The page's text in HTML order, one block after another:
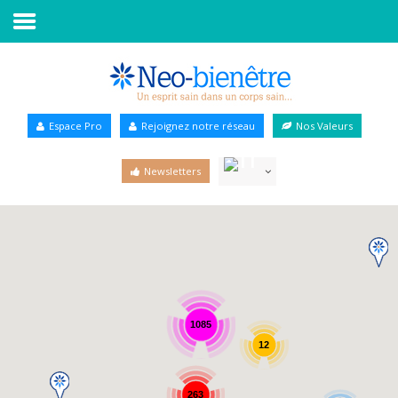
Annuaire Bien-être
Espace Pro Rejoignez notre réseau Nos Valeurs
Newsletters
1085
263
12